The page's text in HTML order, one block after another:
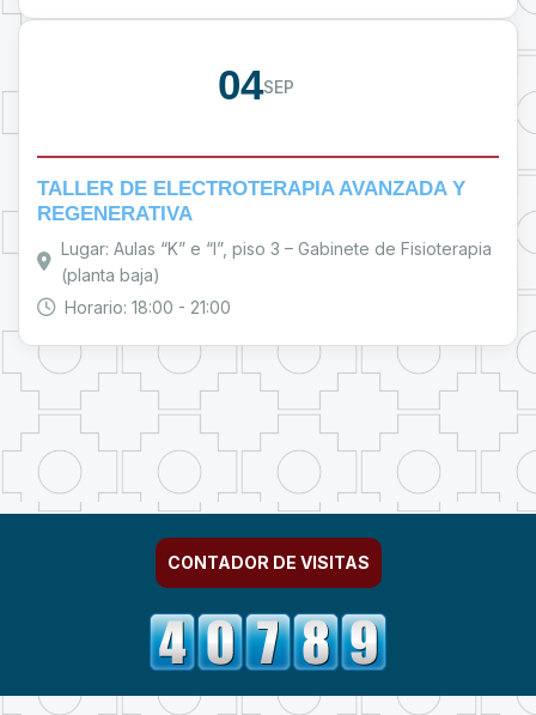
04SEP
TALLER DE ELECTROTERAPIA AVANZADA Y
REGENERATIVA
Lugar: Aulas “K” e “I”, piso 3 – Gabinete de Fisioterapia
(planta baja)
Horario: 18:00 - 21:00
CONTADOR DE VISITAS